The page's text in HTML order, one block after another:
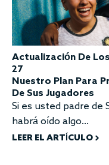
Actualización De
27
Nuestro Plan Para
De Sus Jugadores
Si es usted padre de
habrá oído algo...
LEER EL ARTÍCULO